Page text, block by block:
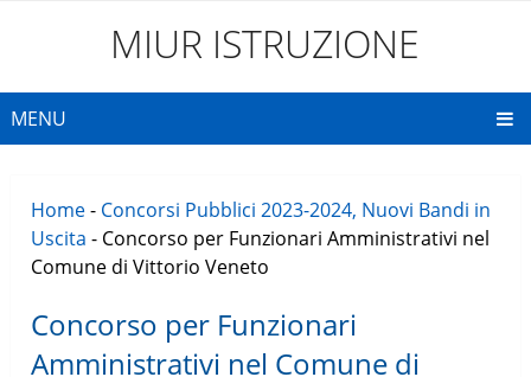
MIUR ISTRUZIONE
MENU
Home- Concorsi Pubblici 2023-2024, Nuovi Bandi in
Uscita - Concorso per Funzionari Amministrativi nel
Comune di Vittorio Veneto
Concorso per Funzionari
Amministrativi nel Comune di